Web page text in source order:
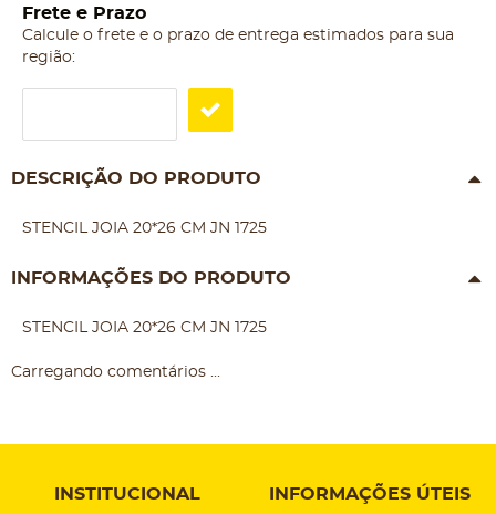
Frete e Prazo
Calcule o frete e o prazo de entrega estimados para sua
região:
DESCRIÇÃO DO PRODUTO
STENCIL JOIA 20*26 CM JN 1725
INFORMAÇÕES DO PRODUTO
STENCIL JOIA 20*26 CM JN 1725
Carregando comentários ...
INSTITUCIONAL INFORMAÇÕES ÚTEIS